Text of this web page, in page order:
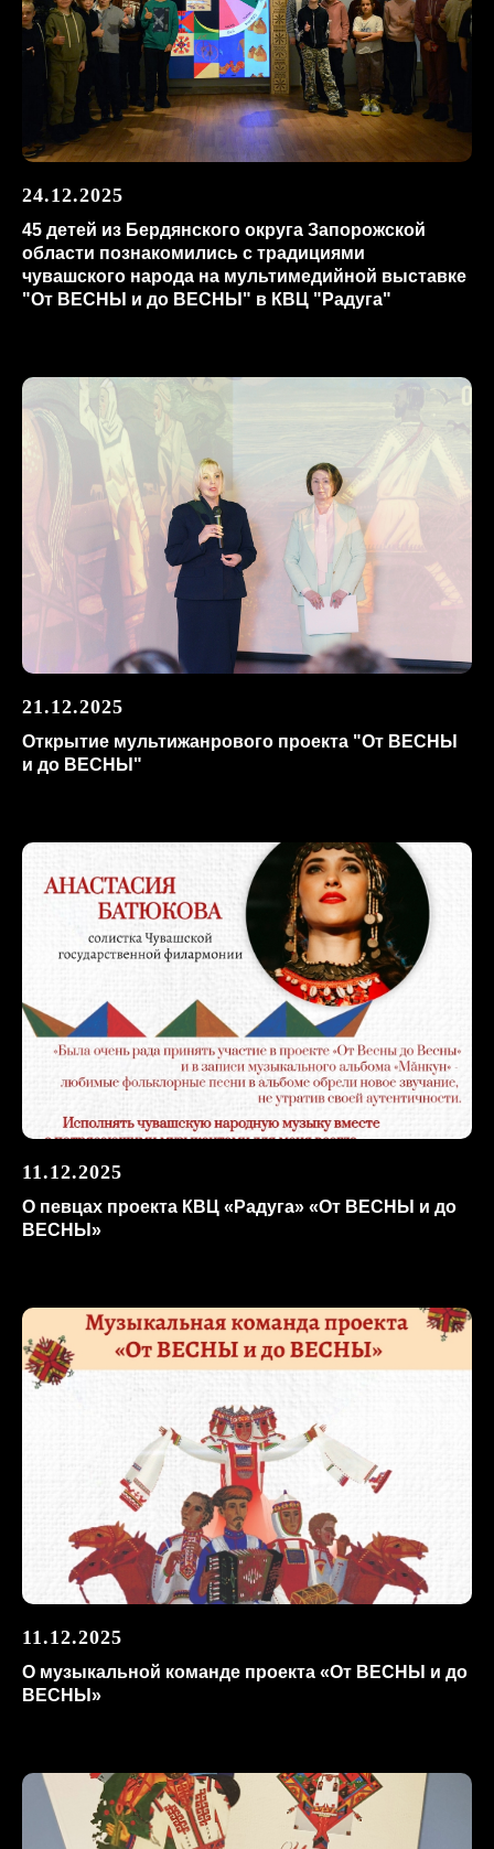
24.12.2025
45 детей из Бердянского округа Запорожской
области познакомились с традициями
чувашского народа на мультимедийной выставке
"От ВЕСНЫ и до ВЕСНЫ" в КВЦ "Радуга"
21.12.2025
Открытие мультижанрового проекта "От ВЕСНЫ
и до ВЕСНЫ"
11.12.2025
О певцах проекта КВЦ «Радуга» «От ВЕСНЫ и до
ВЕСНЫ»
11.12.2025
О музыкальной команде проекта «От ВЕСНЫ и до
ВЕСНЫ»